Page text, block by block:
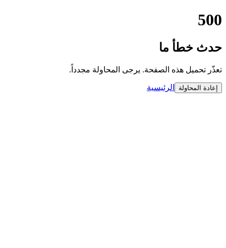
500
حدث خطأ ما
تعذّر تحميل هذه الصفحة. يرجى المحاولة مجدداً.
إعادة المحاولة الرئيسية